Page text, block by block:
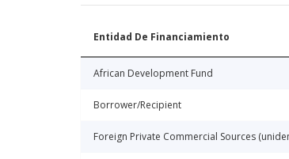
Entidad De Financiamiento
African Development Fund
Borrower/Recipient
Foreign Private Commercial Sources